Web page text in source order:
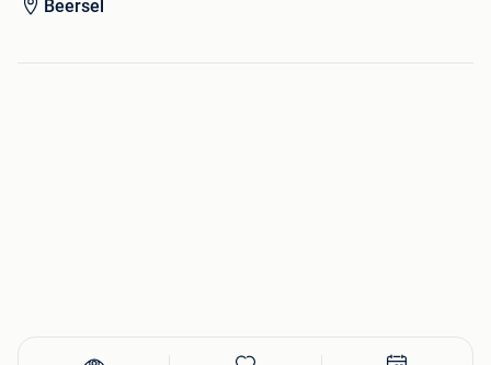
Beersel